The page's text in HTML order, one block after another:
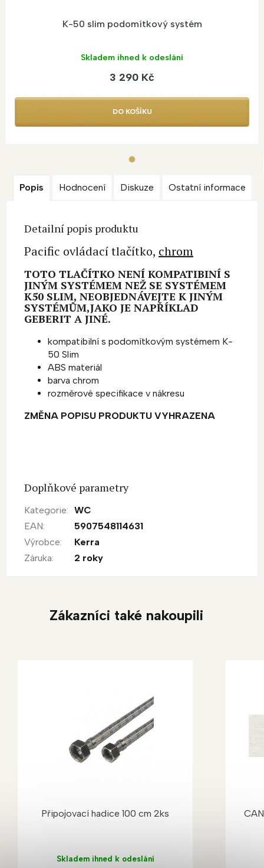
K-50 slim podomítkový systém
Skladem ihned k odeslání
3 290 Kč
DO KOŠÍKU
Popis Hodnocení Diskuze Ostatní informace
Detailní popis produktu
Pacific ovládací tlačítko, chrom
TOTO TLAČÍTKO NENÍ KOMPATIBINÍ S
JINÝM SYSTÉMEM NEŽ SE SYSTÉMEM
K50 SLIM, NEOBJEDNÁVEJTE K JINÝM
SYSTÉMŮM,JAKO JE NAPŘÍKLAD
GEBERIT A JINÉ.
kompatibilní s podomítkovým systémem K-
50 Slim
ABS materiál
barva chrom
rozměrové specifikace v nákresu
ZMĚNA POPISU PRODUKTU VYHRAZENA
Doplňkové parametry
Kategorie: WC
EAN:
5907548114631
Výrobce:
Kerra
Záruka: 2 roky
Zákazníci také nakoupili
Připojovací hadice 100 cm 2ks
Skladem ihned k odeslání